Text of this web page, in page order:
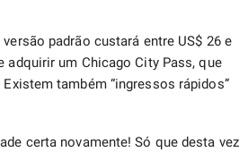
padrão custará entre US$ 26 e
adquirir um Chicago City Pass, que
também “ingressos rápidos”
certa novamente! Só que desta vez